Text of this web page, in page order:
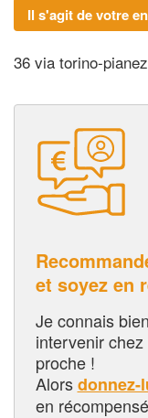
Il s'agit de votre
36 via torino-
et soyez en
Je connais
intervenir
proche !
Alorsdonnez-
en